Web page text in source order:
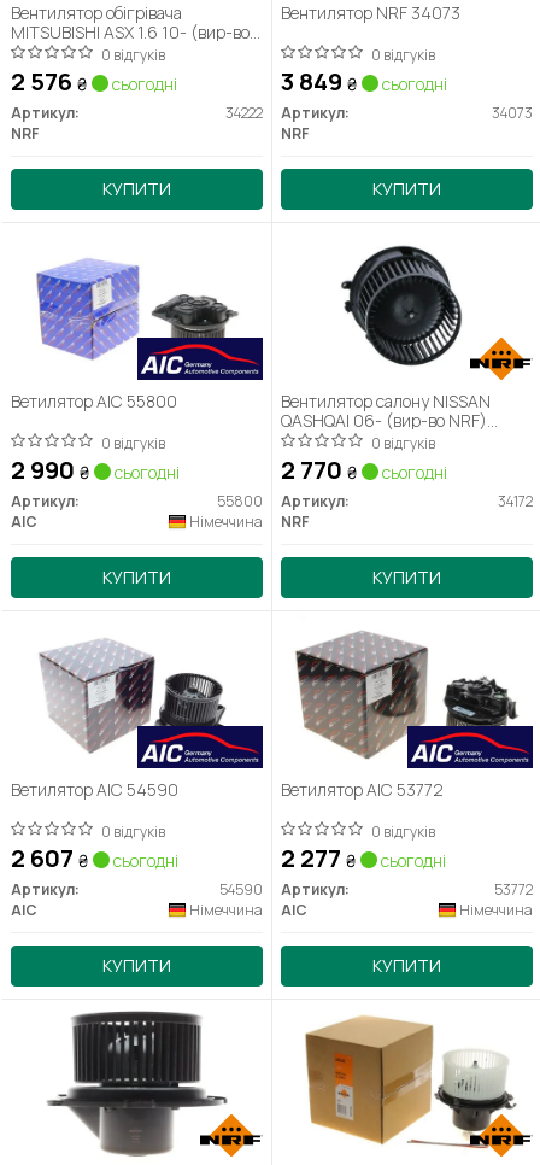
Вентилятор обігрівача
MITSUBISHI ASX 1.6 10- (вир-во
NRF) 342220 відгуків
2 576 ₴ сьогодні
Артикул:
34222
NRF
КУПИТИ
Вентилятор NRF 34073
0 відгуків
3 849 ₴ сьогодні
Артикул:
34073
NRF
КУПИТИ
Ветилятор AIC 55800
0 відгуків
2 990 ₴ сьогодні
Артикул:
55800
AIC
Німеччина
КУПИТИ
Вентилятор салону NISSAN
QASHQAI 06- (вир-во NRF)
34172
0 відгуків
2 770 ₴ сьогодні
Артикул:
34172
NRF
КУПИТИ
Ветилятор AIC 54590
0 відгуків
2 607 ₴ сьогодні
Артикул:
54590
AIC
Німеччина
КУПИТИ
Ветилятор AIC 53772
0 відгуків
2 277 ₴ сьогодні
Артикул:
53772
AIC
Німеччина
КУПИТИ